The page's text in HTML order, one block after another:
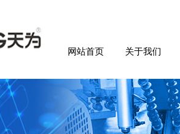
网站首页 关于我们